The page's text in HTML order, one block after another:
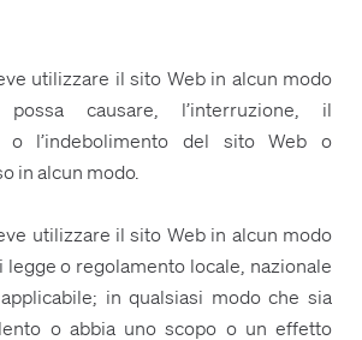
utilizzare il sito Web in alcun modo
causare, l’interruzione, il
o l’indebolimento del sito Web o
in alcun modo.
utilizzare il sito Web in alcun modo
legge o regolamento locale, nazionale
in qualsiasi modo che sia
o abbia uno scopo o un effetto